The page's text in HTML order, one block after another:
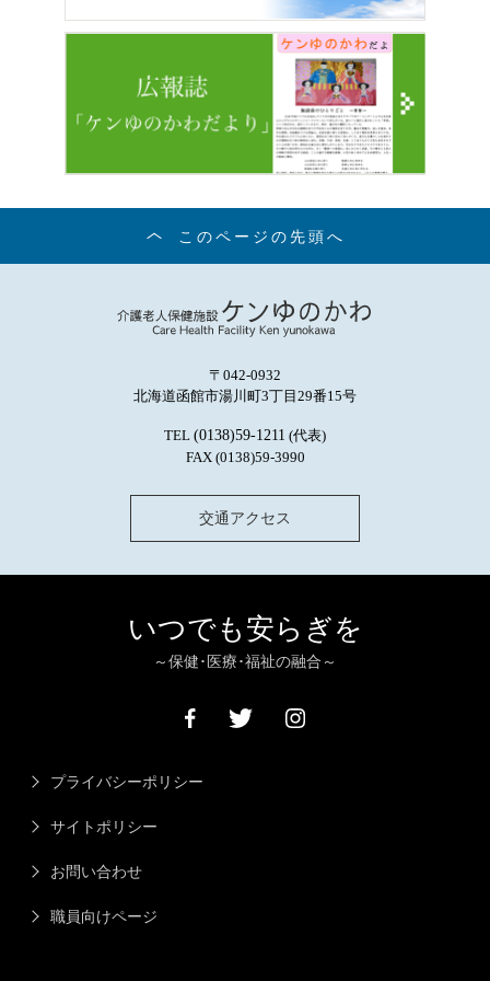
このページの先頭へ
〒042-0932
北海道函館市湯川町3丁目29番15号
TEL (0138)59-1211 (代表)
FAX (0138)59-3990
交通アクセス
いつでも安らぎを
～保健･医療･福祉の融合～
プライバシーポリシー
サイトポリシー
お問い合わせ
職員向けページ